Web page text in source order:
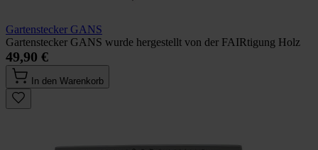
Gartenstecker GANS
Gartenstecker GANS wurde hergestellt von der FAIRtigung Holz
49,90 €
In den Warenkorb